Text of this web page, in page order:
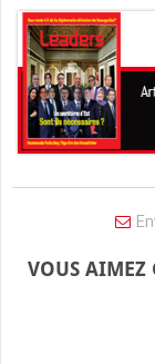
VOUS AIMEZ